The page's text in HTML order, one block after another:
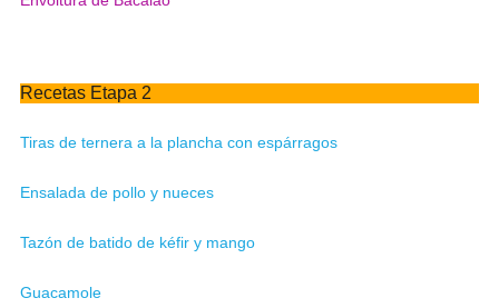
Recetas Etapa 2
Tiras de ternera a la plancha con espárragos
Ensalada de pollo y nueces
Tazón de batido de kéfir y mango
Guacamole